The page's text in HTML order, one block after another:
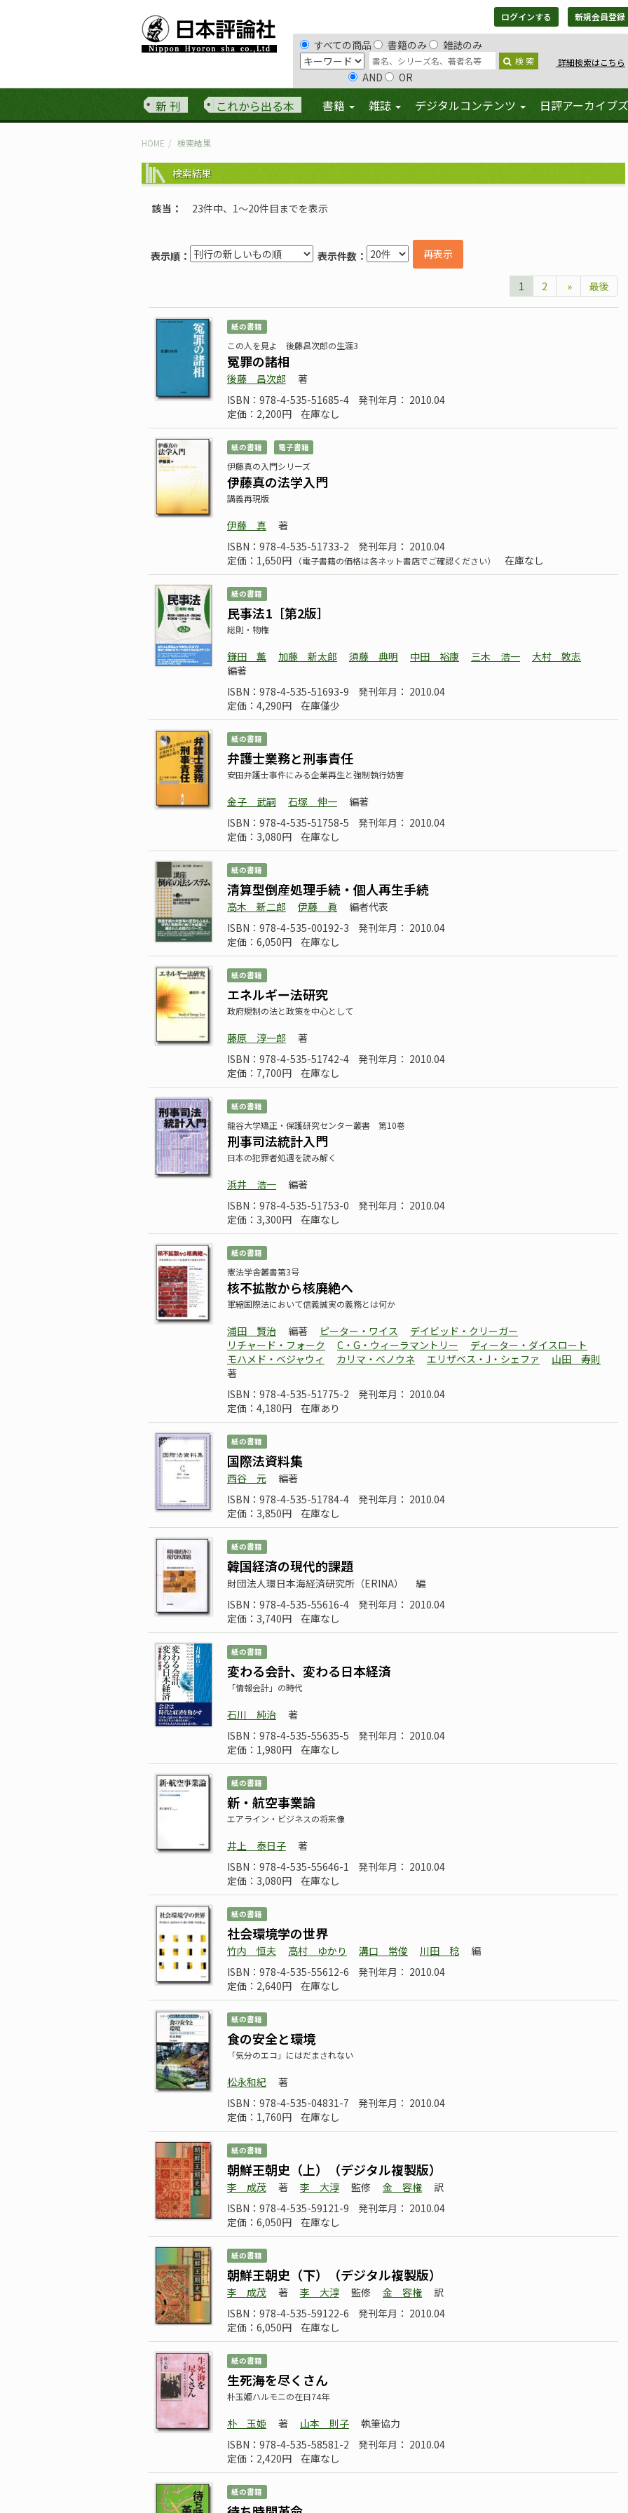
ログインする 新規会員登録
すべての商品 書籍のみ 雑誌のみ
検 索 詳細検索はこちら
AND OR
新 刊 これから出る本 書籍 雑誌 デジタルコンテンツ 日評アーカイブズ
HOME 検索結果
検索結果
該当 23件中、1〜20件目までを表示
表示順： 表示件数： 再表示
1 2 » 最後
紙の書籍
この人を見よ 後藤昌次郎の生涯3
冤罪の諸相
後藤 昌次郎
著
ISBN：978-4-535-51685-4
発刊年月： 2010.04
定価：2,200円
在庫なし
紙の書籍 電子書籍
伊藤真の入門シリーズ
伊藤真の法学入門
講義再現版
伊藤 真
著
ISBN：978-4-535-51733-2
発刊年月： 2010.04
定価：1,650円
（電子書籍の価格は各ネット書店でご確認ください） 在庫なし
紙の書籍
民事法1［第2版］
総則・物権
鎌田 薫 加藤 新太郎 須藤 典明 中田 裕康 三木 浩一
大村 敦志
編著
ISBN：978-4-535-51693-9
発刊年月： 2010.04
定価：4,290円
在庫僅少
紙の書籍
弁護士業務と刑事責任
安田弁護士事件にみる企業再生と強制執行妨害
金子 武嗣 石塚 伸一
編著
ISBN：978-4-535-51758-5
発刊年月： 2010.04
定価：3,080円
在庫なし
紙の書籍
清算型倒産処理手続・個人再生手続
高木 新二郎 伊藤 眞
編者代表
ISBN：978-4-535-00192-3
発刊年月： 2010.04
定価：6,050円
在庫なし
紙の書籍
エネルギー法研究
政府規制の法と政策を中心として
藤原 淳一郎
著
ISBN：978-4-535-51742-4
発刊年月： 2010.04
定価：7,700円
在庫なし
紙の書籍
龍谷大学矯正・保護研究センター叢書 第10巻
刑事司法統計入門
日本の犯罪者処遇を読み解く
浜井 浩一
編著
ISBN：978-4-535-51753-0
発刊年月： 2010.04
定価：3,300円
在庫なし
紙の書籍
憲法学舎叢書第3号
核不拡散から核廃絶へ
軍縮国際法において信義誠実の義務とは何か
浦田 賢治 編著 ピーター・ワイス
デイビッド・クリーガー
リチャード・フォーク
C・G・ウィーラマントリー
ディーター・ダイスロート
モハメド・ベジャウィ
カリマ・ベノウネ エリザベス・J・シェファ
山田 寿則
著
ISBN：978-4-535-51775-2
発刊年月： 2010.04
定価：4,180円
在庫あり
紙の書籍
国際法資料集
西谷 元
編著
ISBN：978-4-535-51784-4
発刊年月： 2010.04
定価：3,850円
在庫なし
紙の書籍
韓国経済の現代的課題
財団法人環日本海経済研究所（ERINA）
編
ISBN：978-4-535-55616-4
発刊年月： 2010.04
定価：3,740円
在庫なし
紙の書籍
変わる会計、変わる日本経済
「情報会計」の時代
石川 純治
著
ISBN：978-4-535-55635-5
発刊年月： 2010.04
定価：1,980円
在庫なし
紙の書籍
新・航空事業論
エアライン・ビジネスの将来像
井上 泰日子
著
ISBN：978-4-535-55646-1
発刊年月： 2010.04
定価：3,080円
在庫なし
紙の書籍
社会環境学の世界
竹内 恒夫 高村 ゆかり 溝口 常俊 川田 稔
編
ISBN：978-4-535-55612-6
発刊年月： 2010.04
定価：2,640円
在庫なし
紙の書籍
食の安全と環境
「気分のエコ」にはだまされない
松永和紀
著
ISBN：978-4-535-04831-7
発刊年月： 2010.04
定価：1,760円
在庫なし
紙の書籍
朝鮮王朝史（上）（デジタル複製版）
李 成茂 著 李 大淳 監修 金 容権
訳
ISBN：978-4-535-59121-9
発刊年月： 2010.04
定価：6,050円
在庫なし
紙の書籍
朝鮮王朝史（下）（デジタル複製版）
李 成茂 著 李 大淳 監修 金 容権
訳
ISBN：978-4-535-59122-6
発刊年月： 2010.04
定価：6,050円
在庫なし
紙の書籍
生死海を尽くさん
朴玉姫ハルモニの在日74年
朴 玉姫 著 山本 則子
執筆協力
ISBN：978-4-535-58581-2
発刊年月： 2010.04
定価：2,420円
在庫なし
紙の書籍